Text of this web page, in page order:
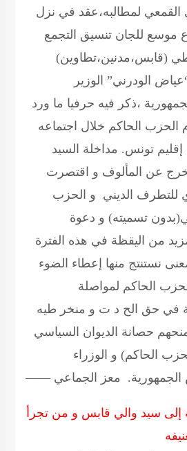
القمعي لمطالبه،عقد في نزل
موسع للجان تنسيق التجمع
(قابس،مدنين،تطاوين)
الودرني” الوزير
،ذكر فيه حرفيا ما ورد
الحاكم خلال اجتماعه
تونس. مداخلة السيد
عن المألوف و اقتصرت
للتطرف الديني و الحزب
تسميته) و دعوة
من اليقظة في هذه الفترة
نستنتج منها إعطاء الضوء
الحاكم لمواصلة
في حق الح د ت و منخر طيه
حصانة الديوان السياسي
الحاكم) و الوزراء
الجمهورية. معز الجماعي ——
إلى سيد والي قابس و من تجرأ